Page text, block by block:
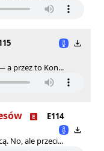
a przez to Kon...
E114
No, ale przeci...